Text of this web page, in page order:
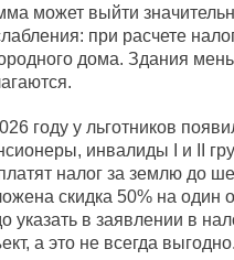
может выйти
при расчете
дома. Здания
году у льготников
инвалиды I и II
налог за землю до
скидка 50% на один
указать в заявлении в
а это не всегда